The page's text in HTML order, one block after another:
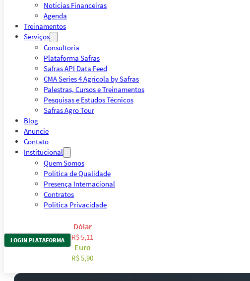
Notícias Financeiras
Agenda
Treinamentos
Serviços
Consultoria
Plataforma Safras
Safras API Data Feed
CMA Series 4 Agrícola by Safras
Palestras, Cursos e Treinamentos
Pesquisas e Estudos Técnicos
Safras Agro Tour
Blog
Anuncie
Contato
Institucional
Quem Somos
Política de Qualidade
Presença Internacional
Contratos
Política Privacidade
LOGIN PLATAFORMA
Dólar
R$ 5,11
Euro
R$ 5,90